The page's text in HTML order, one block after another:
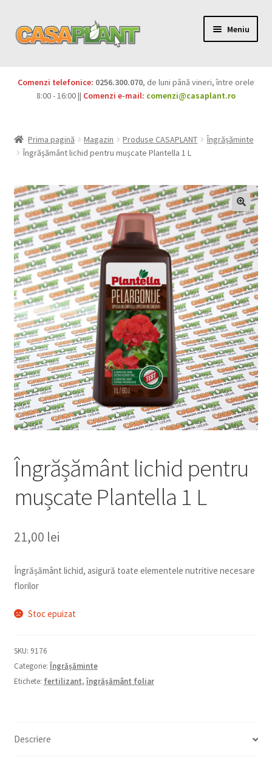
Meniu
Pesticide
copil
Produse BIO
Igienă publică
Casa și grădina
Extinde
meniul
copil
Sere și solarii
Extinde
meniul
copil
Comenzi telefonice: 0256.300.070, de luni până vineri, între orele
8:00 - 16:00 || Comenzi e-mail: comenzi@casaplant.ro
Prima pagină Magazin Produse CASAPLANT
Îngrășăminte
Îngrășământ lichid pentru mușcate Plantella 1 L
Îngrășământ lichid pentru
mușcate Plantella 1 L
21,00 lei
Îngrășământ lichid, asigură toate elementele nutritive necesare
florilor
Stoc epuizat
SKU: 9176
Categorie: Îngrășăminte
Etichete: fertilizant,îngrășământ foliar
Descriere